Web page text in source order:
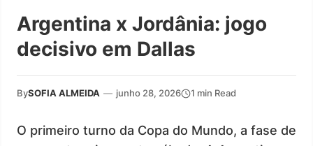
Argentina x Jordânia: jogo
decisivo em Dallas
BySOFIA ALMEIDA — junho 28, 2026 1 min Read
O primeiro turno da Copa do Mundo, a fase de